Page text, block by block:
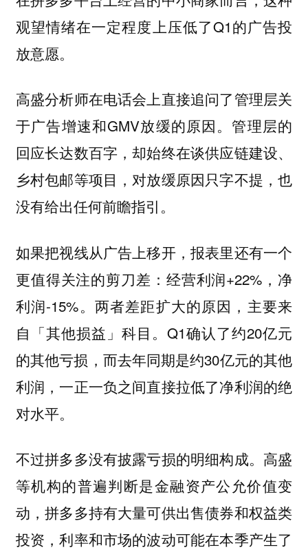
观望情绪在一定程度上压低了Q1的广告投
放意愿。
高盛分析师在电话会上直接追问了管理层关
于广告增速和GMV放缓的原因。 管理层的
回应长达数百字，却始终在谈供应链建设、
乡村包邮等项目，对放缓原因只字不提，也
没有给出任何前瞻指引。
如果把视线从广告上移开，报表里还有一个
更值得关注的剪刀差：经营利润+22%，净
利润-15%。两者差距扩大的原因，主要来
自「其他损益」科目。Q1确认了约20亿元
的其他亏损，而去年同期是约30亿元的其他
利润，一正一负之间直接拉低了净利润的绝
对水平。
不过拼多多没有披露亏损的明细构成。高盛
等机构的普遍判断是金融资产公允价值变
动，拼多多持有大量可供出售债券和权益类
投资，利率和市场的波动可能在本季产生了